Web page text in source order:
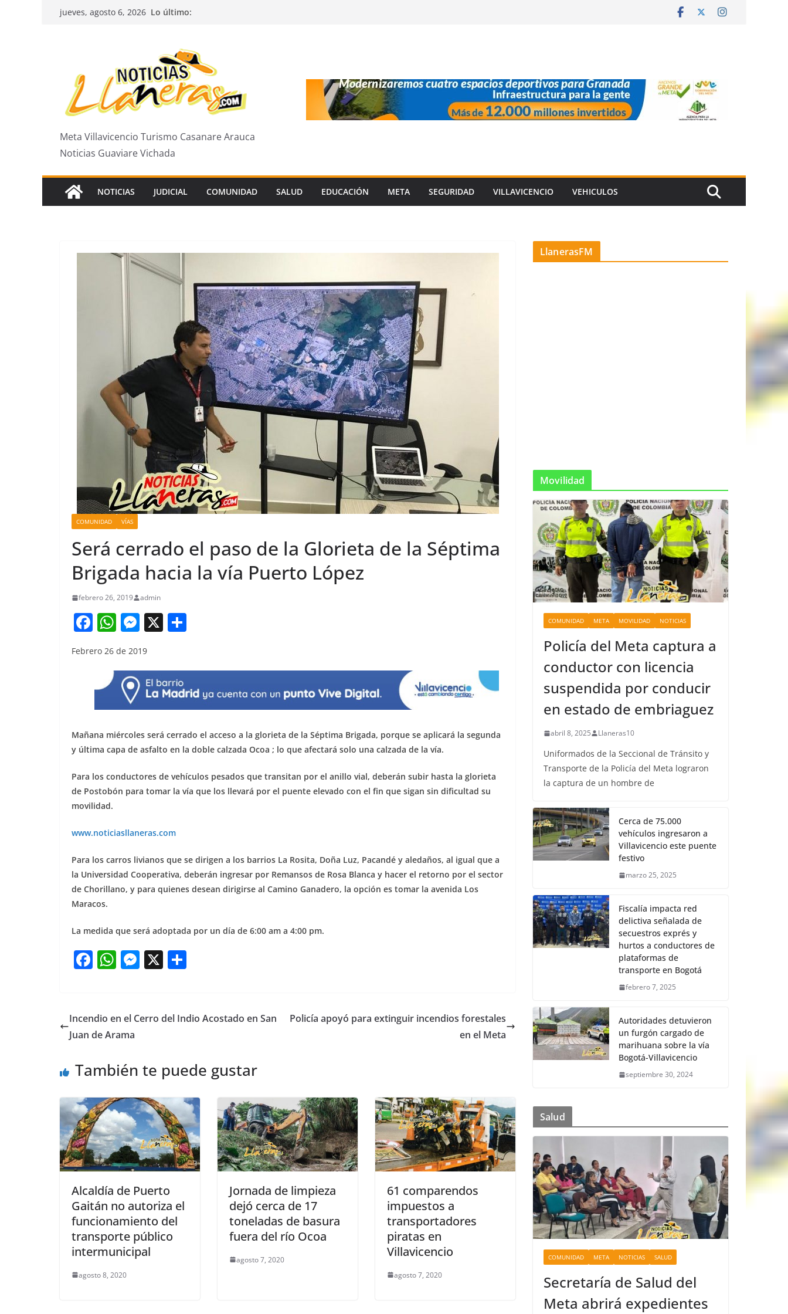
Saltarjueves, agosto 6, 2026 Lo último:
Meta Villavicencio Turismo Casanare Arauca
Noticias Guaviare Vichada
NOTICIAS JUDICIAL COMUNIDAD SALUD EDUCACIÓN META SEGURIDAD VILLAVICENCIO VEHICULOS
COMUNIDAD VÍAS
Será cerrado el paso de la Glorieta de la Séptima
Brigada hacia la vía Puerto López
febrero 26, 2019 admin
F
c
b
o
o
k
W
h
at
s
A
p
p
M
ss
e
n
g
er
X
e
Febrero 26 de 2019
Mañana miércoles será cerrado el acceso a la glorieta de la Séptima Brigada, porque se aplicará la segunda
y última capa de asfalto en la doble calzada Ocoa ; lo que afectará solo una calzada de la vía.
Para los conductores de vehículos pesados que transitan por el anillo vial, deberán subir hasta la glorieta
de Postobón para tomar la vía que los llevará por el puente elevado con el fin que sigan sin dificultad su
movilidad.
www.noticiasllaneras.com
Para los carros livianos que se dirigen a los barrios La Rosita, Doña Luz, Pacandé y aledaños, al igual que a
la Universidad Cooperativa, deberán ingresar por Remansos de Rosa Blanca y hacer el retorno por el sector
de Chorillano, y para quienes desean dirigirse al Camino Ganadero, la opción es tomar la avenida Los
Maracos.
La medida que será adoptada por un día de 6:00 am a 4:00 pm.
F
e
b
o
k
W
s
A
p
M
e
er
X
e
Incendio en el Cerro del Indio Acostado en San
Juan de Arama
Policía apoyó para extinguir incendios forestales
en el Meta
También te puede gustar
Alcaldía de Puerto
Gaitán no autoriza el
funcionamiento del
transporte público
intermunicipal
agosto 8, 2020
Jornada de limpieza
dejó cerca de 17
toneladas de basura
fuera del río Ocoa
agosto 7, 2020
61 comparendos
impuestos a
transportadores
piratas en
Villavicencio
agosto 7, 2020
LlanerasFM
Movilidad
COMUNIDAD META MOVILIDAD NOTICIAS
Policía del Meta captura a
conductor con licencia
suspendida por conducir
en estado de embriaguez
abril 8, 2025 Llaneras10
Uniformados de la Seccional de Tránsito y
Transporte de la Policía del Meta lograron
la captura de un hombre de
Cerca de 75.000
vehículos ingresaron a
Villavicencio este puente
festivo
marzo 25, 2025
Fiscalía impacta red
delictiva señalada de
secuestros exprés y
hurtos a conductores de
plataformas de
transporte en Bogotá
febrero 7, 2025
Autoridades detuvieron
un furgón cargado de
marihuana sobre la vía
Bogotá-Villavicencio
septiembre 30, 2024
Salud
COMUNIDAD META NOTICIAS SALUD
Secretaría de Salud del
Meta abrirá expedientes